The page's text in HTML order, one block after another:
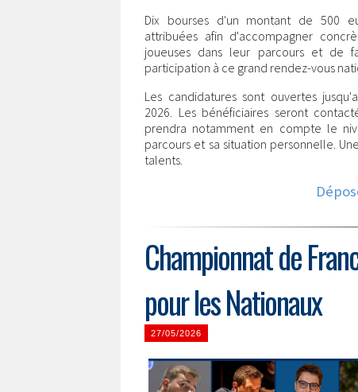
Dix bourses d'un montant de 500
attribuées afin d'accompagner
joueuses dans leur parcours et de
participation à ce grand rendez-vous
Les candidatures sont ouvertes
2026. Les bénéficiaires seront
prendra notamment en compte le
parcours et sa situation personnelle.
talents.
Championnat de
pour les Nationaux
27/05/2026